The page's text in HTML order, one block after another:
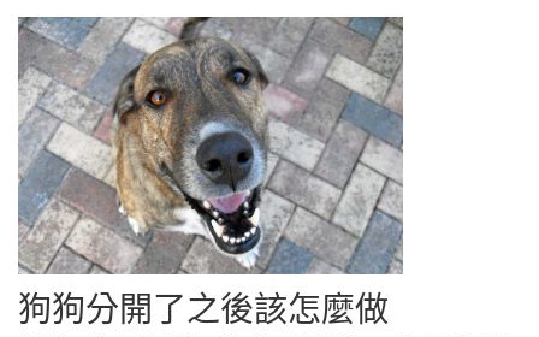
狗狗分開了之後該怎麼做